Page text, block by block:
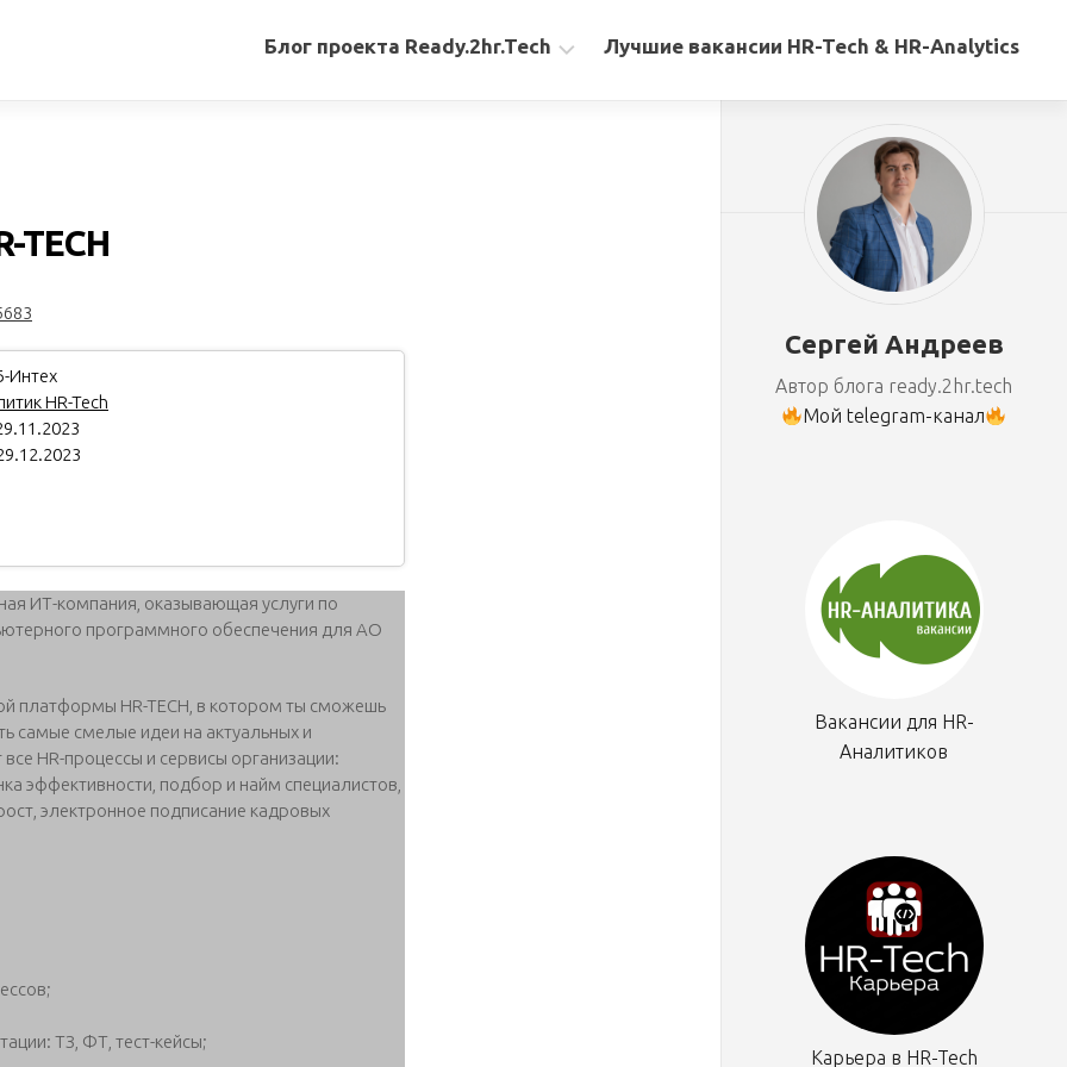
Блог проекта Ready.2hr.Tech Лучшие вакансии HR-Tech & HR-Analytics
TECH
HR-Tech
ИТ-компания, оказывающая услуги по
программного обеспечения для АО
платформы HR-TECH, в котором ты сможешь
самые смелые идеи на актуальных и
HR-процессы и сервисы организации:
эффективности, подбор и найм специалистов,
электронное подписание кадровых
ТЗ, ФТ, тест-кейсы;
Сергей Андреев
Автор блога ready.2hr.tech
Мой telegram-канал
Вакансии для HR-
Аналитиков
Карьера в HR-Tech